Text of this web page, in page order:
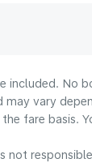
included. No
vary
fare basis.
not